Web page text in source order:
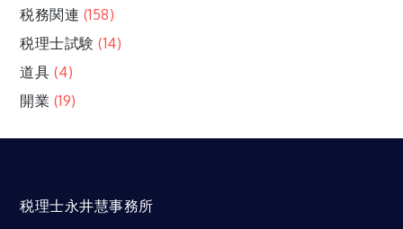
税務関連 (158)
税理士試験 (14)
道具 (4)
開業 (19)
税理士永井慧事務所